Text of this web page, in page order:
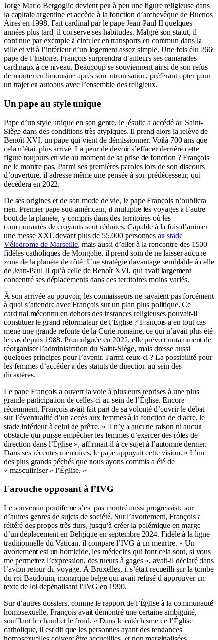
Jorge Mario Bergoglio devient peu à peu une figure religieuse dans
la capitale argentine et accède à la fonction d’archevêque de Buenos
Aires en 1998. Fait cardinal par le pape Jean-Paul II quelques
années plus tard, il conserve ses habitudes. Malgré son statut, il
continue par exemple à circuler en transports en commun dans la
ville et vit à l’intérieur d’un logement assez simple. Une fois élu 266ᵉ
pape de l’histoire, François surprendra d’ailleurs ses camarades
cardinaux à ce niveau. Beaucoup se souviennent ainsi de son refus
de monter en limousine après son intronisation, préférant opter pour
un trajet en autobus avec l’ensemble des religieux.
Un pape au style unique
Pape d’un style unique en son genre, le jésuite a accédé au Saint-
Siège dans des conditions très atypiques. Il prend alors la relève de
Benoît XVI, un pape qui vient de démissionner. Voilà 700 ans que
cela n’était plus arrivé. La peur de devoir s’effacer derrière cette
figure toujours en vie au moment de sa prise de fonction ? François
ne le montre pas. Parmi ses premières paroles lors de son discours
d’ouverture, il adresse même une pensée à son prédécesseur, qui
décédera en 2022.
De ses origines et de son mode de vie, le pape François n’oubliera
rien. Premier pape sud-américain, il multiplie les voyages à l’autre
bout de la planète, y compris dans des territoires où les
communautés de croyants sont réduites. Capable à la fois d’animer
une messe XXL devant plus de 55.000 personnes au stade
Vélodrome de Marseille, mais aussi d’aller à la rencontre des 1500
fidèles catholiques de Mongolie, il prend soin de ne laisser aucune
zone de la planète de côté. Une stratégie davantage semblable à celle
de Jean-Paul II qu’à celle de Benoît XVI, qui avait largement
concentré ses déplacements dans des territoires moins variés.
À son arrivée au pouvoir, les connaisseurs ne savaient pas forcément
à quoi s’attendre avec François sur un plan plus politique. Ce
cardinal méconnu en dehors des instances religieuses pouvait-il
constituer le grand réformateur de l’Église ? François a en tout cas
mené une grande refonte de la Curie romaine, ce qui n’avait plus été
le cas depuis 1988. Promulguée en 2022, elle prévoit notamment de
réorganiser l’administration du Saint-Siège, mais dresse aussi
quelques principes pour l’avenir. Parmi ceux-ci ? La possibilité pour
les femmes d’accéder à des statuts de direction au sein des
dicastères.
Le pape François a ouvert la voie à plusieurs reprises à une plus
grande participation de celles-ci au sein de l’Église. Encore
récemment, François avait fait part de sa volonté d’ouvrir le débat
sur l’éventualité d’un accès aux femmes à la fonction de diacre, le
stade inférieur à celui de prêtre. « Il n’y a aucune raison ni aucun
obstacle qui puisse empêcher les femmes d’exercer des rôles de
direction dans l’Église », affirmait-il à ce sujet à l’automne dernier.
Dans ses récentes mémoires, le pape appuyait cette vision. « L’un
des plus grands péchés que nous ayons commis a été de
« masculiniser » l’Église. »
Farouche opposant à l’IVG
Le souverain pontife ne s’est pas montré aussi progressiste sur
d’autres genres de sujets de société. Sur l’avortement, François a
réitéré des propos très durs, jusqu’à créer la polémique en marge
d’un déplacement en Belgique en septembre 2024. Fidèle à la ligne
traditionnelle du Vatican, il compare l’IVG à un meurtre. « Un
avortement est un homicide, les médecins qui font cela sont, si vous
me permettez l’expression, des tueurs à gages », avait-il déclaré dans
l’avion retour du voyage. À Bruxelles, il s’était recueilli sur la tombe
du roi Baudouin, monarque belge qui avait refusé d’approuver un
texte de loi dépénalisant l’IVG en 1990.
Sur d’autres dossiers, comme le rapport de l’Église à la communauté
homosexuelle, François avait démontré une certaine ambiguïté,
soufflant le chaud et le froid. « Dans le catéchisme de l’Église
catholique, il est dit que les personnes ayant des tendances